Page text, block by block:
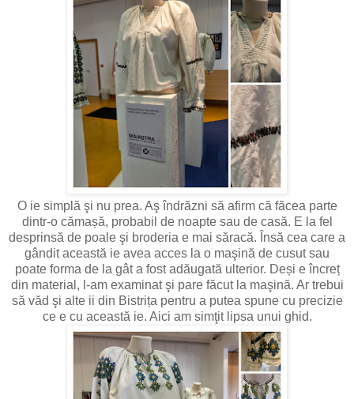
O ie simplă şi nu prea. Aş îndrăzni să afirm că făcea parte
dintr-o cămașă, probabil de noapte sau de casă. E la fel
desprinsă de poale şi broderia e mai săracă. Însă cea care a
gândit această ie avea acces la o maşină de cusut sau
poate forma de la gât a fost adăugată ulterior. Deși e încreț
din material, l-am examinat şi pare făcut la maşină. Ar trebui
să văd şi alte ii din Bistrița pentru a putea spune cu precizie
ce e cu această ie. Aici am simţit lipsa unui ghid.